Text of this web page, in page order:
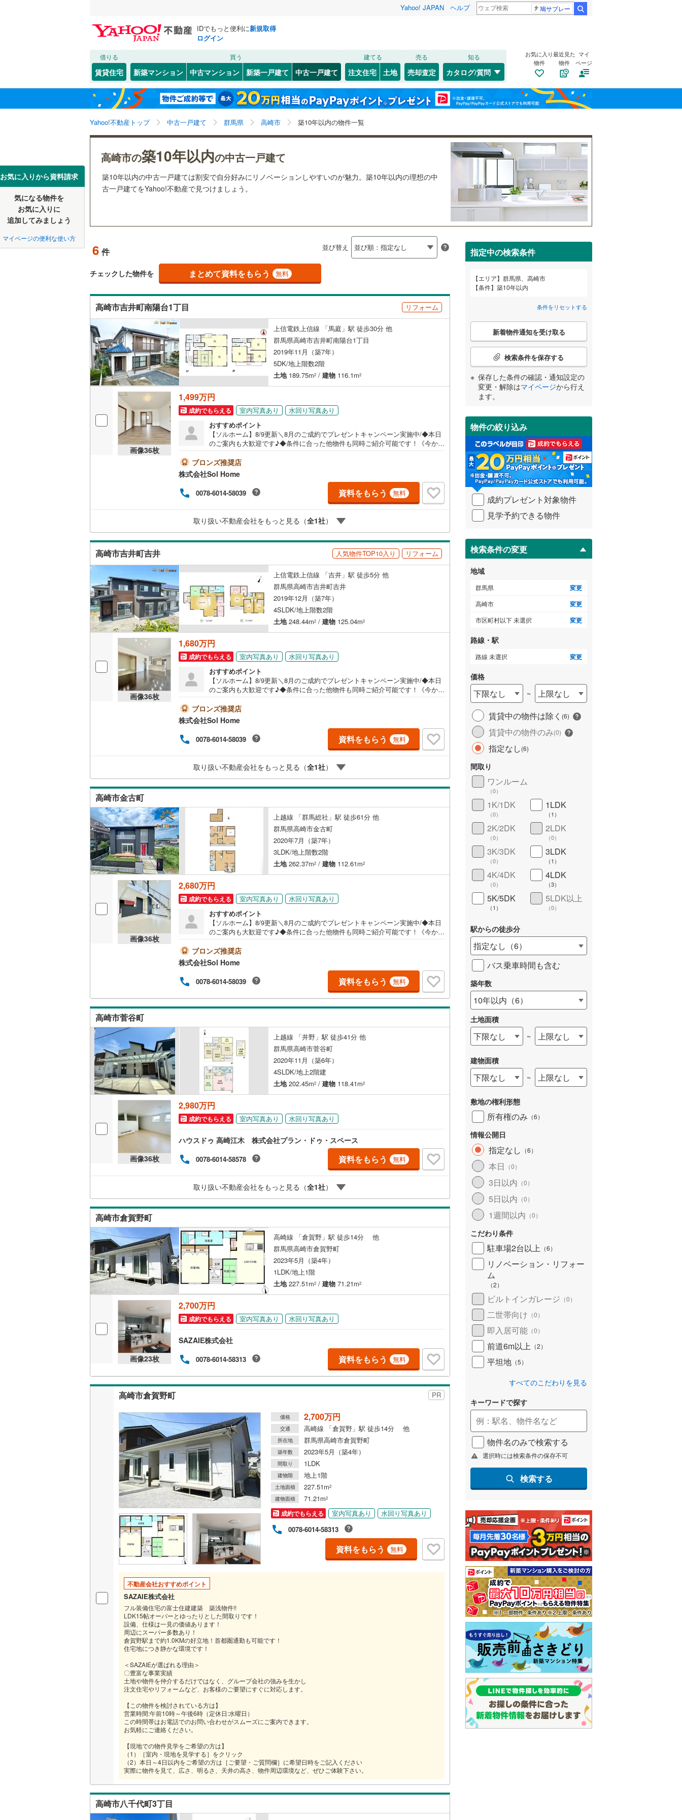
Yahoo! JAPAN ヘルプ 鳩サブレー
IDでもっと便利に新規取得
ログイン
借りる
賃貸住宅
買う
新築マンション 中古マンション 新築一戸建て 中古一戸建て
建てる
注文住宅 土地
売る
売却査定
知る
カタログ/質問
お気に入り
物件
最近見た
物件
マイ
ページ
Yahoo!不動産トップ 中古一戸建て 群馬県 高崎市 築10年以内の物件一覧
お気に入りから資料請求
気になる物件を
お気に入りに
追加してみましょう
マイページの便利な使い方
高崎市の築10年以内の中古一戸建て
築10年以内の中古一戸建ては割安で自分好みにリノベーションしやすいのが魅力。築10年以内の理想の中
古一戸建てをYahoo!不動産で見つけましょう。
6 件 並び替え
チェックした物件を まとめて資料をもらう 無料
高崎市吉井町南陽台1丁目 リフォーム
上信電鉄上信線 「馬庭」駅 徒歩30分 他
群馬県高崎市吉井町南陽台1丁目
2019年11月（築7年）
5DK/地上階数2階
土地189.75m2 / 建物 116.1m2
画像36枚
1,499万円
成約でもらえる 室内写真あり
水回り写真あり
おすすめポイント
【ソルホーム】8/9更新＼8月のご成約でプレゼントキャンペーン実施中/◆本日
のご案内も大歓迎です♪◆条件に合った他物件も同時ご紹介可能です！《今から
＝＝＝＝＝＝＝＝＝＝＝＝＝＝＝＝＝＝＝＝＝＝＝＝＝＝＝＝＝＝【営業時間
9:00～19:00】（不定休）上記時間はお電話が繋がりやすくなっております。ぜ
ひお気軽にご連絡下さい！現地を見学される場合は「室内・現地を見学する
（無料）」ボタンよりご希望の日時をご記入いただけますとスムーズにご案内
が可能です。＝＝＝＝＝＝＝＝＝＝＝＝＝＝＝＝＝＝＝＝＝＝＝＝＝＝
ブロンズ推奨店
株式会社Sol Home
0078-6014-58039 資料をもらう 無料
取り扱い不動産会社をもっと見る（全1社）
高崎市吉井町吉井 人気物件TOP10入り リフォーム
上信電鉄上信線 「吉井」駅 徒歩5分 他
群馬県高崎市吉井町吉井
2019年12月（築7年）
4SLDK/地上階数2階
土地248.44m2 / 建物 125.04m2
画像36枚
1,680万円
成約でもらえる 室内写真あり
水回り写真あり
おすすめポイント
【ソルホーム】8/9更新＼8月のご成約でプレゼントキャンペーン実施中/◆本日
のご案内も大歓迎です♪◆条件に合った他物件も同時ご紹介可能です！《今から
＝＝＝＝＝＝＝＝＝＝＝＝＝＝＝＝＝＝＝＝＝＝＝＝＝＝＝＝＝＝【営業時間
9:00～19:00】（不定休）上記時間はお電話が繋がりやすくなっております。ぜ
ひお気軽にご連絡下さい！現地を見学される場合は「室内・現地を見学する
（無料）」ボタンよりご希望の日時をご記入いただけますとスムーズにご案内
が可能です。＝＝＝＝＝＝＝＝＝＝＝＝＝＝＝＝＝＝＝＝＝＝＝＝＝＝
ブロンズ推奨店
株式会社Sol Home
0078-6014-58039 資料をもらう 無料
取り扱い不動産会社をもっと見る（全1社）
高崎市金古町
上越線 「群馬総社」駅 徒歩61分 他
群馬県高崎市金古町
2020年7月（築7年）
3LDK/地上階数2階
土地262.37m2 / 建物 112.61m2
画像36枚
2,680万円
成約でもらえる 室内写真あり
水回り写真あり
おすすめポイント
【ソルホーム】8/9更新＼8月のご成約でプレゼントキャンペーン実施中/◆本日
のご案内も大歓迎です♪◆条件に合った他物件も同時ご紹介可能です！《今から
＝＝＝＝＝＝＝＝＝＝＝＝＝＝＝＝＝＝＝＝＝＝＝＝＝＝＝＝＝＝【営業時間
9:00～19:00】（不定休）上記時間はお電話が繋がりやすくなっております。ぜ
ひお気軽にご連絡下さい！現地を見学される場合は「室内・現地を見学する
（無料）」ボタンよりご希望の日時をご記入いただけますとスムーズにご案内
が可能です。＝＝＝＝＝＝＝＝＝＝＝＝＝＝＝＝＝＝＝＝＝＝＝＝＝＝
ブロンズ推奨店
株式会社Sol Home
0078-6014-58039 資料をもらう 無料
高崎市菅谷町
上越線 「井野」駅 徒歩41分 他
群馬県高崎市菅谷町
2020年11月（築6年）
4SLDK/地上2階建
土地202.45m2 / 建物 118.41m2
画像36枚
2,980万円
成約でもらえる 室内写真あり 水回り写真あり
ハウスドゥ 高崎江木 株式会社プラン・ドゥ・スペース
0078-6014-58578 資料をもらう 無料
取り扱い不動産会社をもっと見る（全1社）
高崎市倉賀野町
高崎線 「倉賀野」駅 徒歩14分 他
群馬県高崎市倉賀野町
2023年5月（築4年）
1LDK/地上1階
土地227.51m2 / 建物 71.21m2
画像23枚
2,700万円
成約でもらえる 室内写真あり 水回り写真あり
SAZAIE株式会社
0078-6014-58313 資料をもらう 無料
高崎市倉賀野町 PR
価格 2,700万円
交通 高崎線 「倉賀野」駅 徒歩14分 他
所在地 群馬県高崎市倉賀野町
築年数 2023年5月（築4年）
間取り 1LDK
建物階 地上1階
土地面積 227.51m2
建物面積 71.21m2
成約でもらえる 室内写真あり
水回り写真あり
0078-6014-58313
資料をもらう 無料
不動産会社おすすめポイント
SAZAIE株式会社
フル装備住宅の富士住建建築 築浅物件!!
LDK15帖オーバーとゆったりとした間取りです！
設備、仕様は一見の価値あります！
周辺にスーパー多数あり！
倉賀野駅まで約1.0KMの好立地！首都圏通勤も可能です！
住宅地につき静かな環境です！
＜SAZAIEが選ばれる理由＞
〇豊富な事業実績
土地や物件を仲介するだけではなく、グループ会社の強みを生かし
注文住宅やリフォームなど、お客様のご要望にすぐに対応します。
【この物件を検討されている方は】
営業時間:午前10時～午後6時（定休日:水曜日）
この時間帯はお電話でのお問い合わせがスムーズにご案内できます。
お気軽にご連絡ください。
【現地での物件見学をご希望の方は】
（1）［室内・現地を見学する］をクリック
（2）本日～4日以内をご希望の方は［ご要望・ご質問欄］に希望日時をご記入ください
実際に物件を見て、広さ、明るさ、天井の高さ、物件周辺環境など、ぜひご体験下さい。
高崎市八千代町3丁目
指定中の検索条件
エリア
群馬県、高崎市
条件
築10年以内
条件をリセットする
こ
検
条
件
受
け
取
る
・
条
件
を
イ
ペ
ジ
に
保
存
す
る
新着物件通知を受け取る
検索条件を保存する
保存した条件の確認・通知設定の
変更・解除はマイページから行え
ます。
物件の絞り込み
成約プレゼント対象物件
見学予約できる物件
検索条件の変更
地域
群馬県 変更
高崎市 変更
市区町村以下 未選択 変更
路線・駅
路線 未選択 変更
価格
下限なし ~
上限なし
賃貸中の物件は除く (6)
賃貸中の物件のみ(0)
指定なし(6)
間取り
ワンルーム
（0）
1K/1DK
（0）
1LDK
（1 ）
2K/2DK
（0）
2LDK
（0）
3K/3DK
（0）
3LDK
（1 ）
4K/4DK
（0）
4LDK
（3）
5K/5DK
（1 ）
5LDK以上
（0）
駅からの徒歩分
指定なし （6）
バス乗車時間も含む
築年数
10年以内 （6）
土地面積
下限なし ~ 上限なし
建物面積
下限なし ~ 上限なし
敷地の権利形態
所有権のみ （6）
情報公開日
指定なし （6）
本日 （0）
3日以内 （0）
5日以内 （0）
1週間以内 （0）
こだわり条件
駐車場2台以上 （6）
リノベーション・リフォー
ム
（2）
ビルトインガレージ （0）
二世帯向け （0）
即入居可能 （0）
前道6m以上 （2）
平坦地 （5）
すべてのこだわりを見る
キーワードで探す
物件名のみで検索する
選択時には検索条件の保存不可
検索する
北海道 北海道
東北 青森 岩手 宮城 秋田 山形 福島
関東 東京 神奈川 埼玉 千葉
信越・北陸 新潟
東海 愛知 岐阜 静岡 三重
和歌山
中国 鳥取 島根 岡山 広島 山口
高知
福岡 佐賀 長崎 鹿児島
該当物件0件 この条件で検索する 条件をリセットする
前橋市(15) 高崎市(6) 桐生市(1)
伊勢崎市(23) 太田市(18) 沼田市(1)
館林市
2) 渋川市 (1
富岡市
みどり市(0
北群馬郡榛東村
1 (0)
多野郡神流町( 甘楽郡南牧村(0)
吾妻郡長野原町(0)
吾妻郡嬬恋村(0) 吾妻郡草津町(0) 吾妻郡高山村(0)
利根郡片品村 (1) 利根郡川場村(0)
利根郡昭和村(0) 佐波郡玉村町(1)
邑楽郡板倉町(0) 邑楽郡千代田町(1)
該当物件0件 この条件で検索する 条件をリセットする
倉賀野町(1) 八千代町(1) 金古町(1)
菅谷町(1) 吉井町南陽台(1) 吉井町吉井(1)
該当物件0件 この条件で検索する 条件をリセットする
JR 高崎線(2) 上越線(4) 吾妻線(0)
両毛線(2) 信越本線(2)
湘南新宿ライン（前橋～小田原）
(2)
私鉄・その他 上毛電気鉄道上毛線(0)
東武伊勢崎線 (0 ) 東武小泉線(0)
東武佐野線(0) 東武日光線(0)
該当物件0件 この条件で検索する 条件をリセットする
該当物件0件 この条件で検索する 条件をリセットする
こだわり条件 リフォーム、リノベーション
リノベーション・リフォーム
（2）
築古・築30年以上（1）
設備
床暖房 トイレ２か所 （5）
駐車場2台以上
6 ） 太陽光発電システム （0
ＴＶモニタ付インターホン
間取り、居室全体
バリアフリー住宅（ 間取り変更可能（0）
二世帯向け（0） 3階建て以上（0）
サービスルーム（納戸）（0）
立地
最寄りの駅が始発駅（ 1） 海まで2km以内（ 小学校まで1km以内（0）
配置、向き、建ち方、日当たり
前道6m以上（2） 角地（1） 南道路（3）
平坦地
LD
リビングダイニング15畳以上
キッチン
独立型キッチン （1 対面キッチン （ 4）
販売、価格、契約、入居関連など
即入居可能（0）
浴室
浴室乾燥機あり
ウォークインクローゼット
（3）
床下収納（3）
バルコニー、庭
ウッドデッキあり（0）
構造・規模・施工・品質・工法関連
耐震、免震、制震構造
住宅性能評価付き（0） 長期優良住宅（0）
オンライン対応
オンライン対応とは？ 詳しく見る
該当物件0件 この条件で検索する 条件をリセットする
検索条件を保存しました
この検索条件の新着物件通知は、 マイページから設定できます。
保存した条件を見る
群馬県、高崎市、築10年以内
閉じる お気に入りリストを見る
閉じる
閉じる お気に入りリストを見る
閉じる